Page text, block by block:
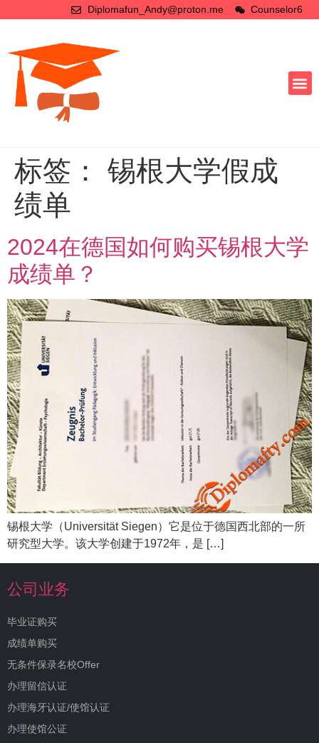
Diplomafun_Andy@proton.me Counselor6
标签： 锡根大学假成
绩单
2024在德国如何购买锡根大学
成绩单？
锡根大学（Universität Siegen）它是位于德国西北部的一所
研究型大学。该大学创建于1972年，是 […]
公司业务
毕业证购买
成绩单购买
无条件保录名校Offer
办理留信认证
办理海牙认证/使馆认证
办理使馆公证